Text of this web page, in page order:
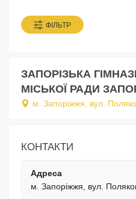
ФІЛЬТР
ЗАПОРІЗЬКА
МІСЬКОЇ РАДИ
м. Запоріжжя, вул.
КОНТАКТИ
Адреса
м. Запоріжжя, вул.